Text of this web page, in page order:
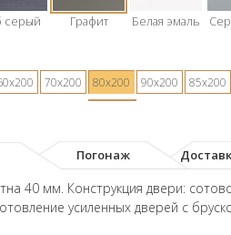
серый Графит Белая эмаль
70х200 80х200 90х200 85х200
Погонаж
40 мм. Конструкция двери:
усиленных дверей с